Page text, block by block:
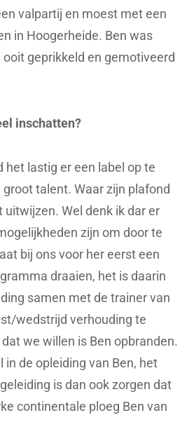
valpartij en moest met een
in Hoogerheide. Ben was
geprikkeld en gemotiveerd
inschatten?
het lastig er een label op te
groot talent. Waar zijn plafond
uitwijzen. Wel denk ik dar er
zijn om door te
bij ons voor her eerst een
draaien, het is daarin
samen met de trainer van
wedstrijd verhouding te
we willen is Ben opbranden.
in de opleiding van Ben, het
is dan ook zorgen dat
continentale ploeg Ben van